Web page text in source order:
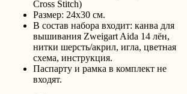
Cross Stitch)
Размер: 24х30 см.
В состав набора входит: канва для
вышивания Zweigart Aida 14 лён,
нитки шерсть/акрил, игла, цветная
схема, инструкция.
Паспарту и рамка в комплект не
входят.